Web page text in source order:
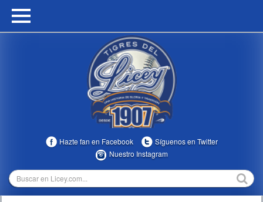
HOME
MULTIMEDIA
Hazte fan en Facebook
Síguenos en Twitter
Nuestro Instagram